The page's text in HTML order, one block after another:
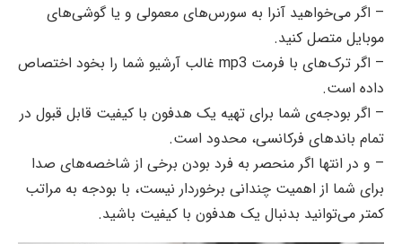
– اگر می‌خواهید آنرا به سورس‌های معمولی و یا گوشی‌های
موبایل متصل کنید.
– اگر ترک‌های با فرمت mp3 غالب آرشیو شما را بخود اختصاص
داده است.
– اگر بودجه‌ی شما برای تهیه یک هدفون با کیفیت قابل قبول در
تمام باندهای فرکانسی، محدود است.
– و در انتها اگر منحصر به فرد بودن برخی از شاخصه‌های صدا
برای شما از اهمیت چندانی برخوردار نیست، با بودجه به مراتب
کمتر می‌توانید بدنبال یک هدفون با کیفیت باشید.